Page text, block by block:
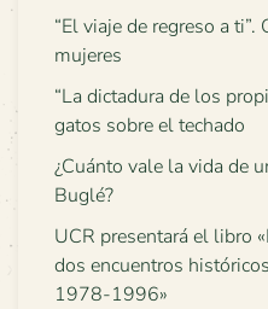
“El viaje de regreso a ti”.
mujeres
“La dictadura de los
gatos sobre el techado
¿Cuánto vale la vida de
Buglé?
UCR presentará el libro
dos encuentros
1978-1996»